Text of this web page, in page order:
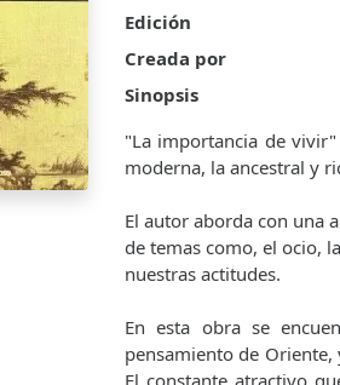
Edición
Creada por
Sinopsis
"La importancia de
moderna, la ancestral y
El autor aborda con una
de temas como, el ocio,
nuestras actitudes.
En esta obra se
pensamiento de